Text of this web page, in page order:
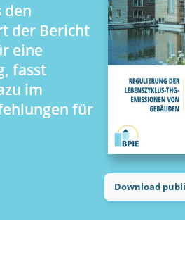
den
der Bericht
eine
fasst
im
für
Download